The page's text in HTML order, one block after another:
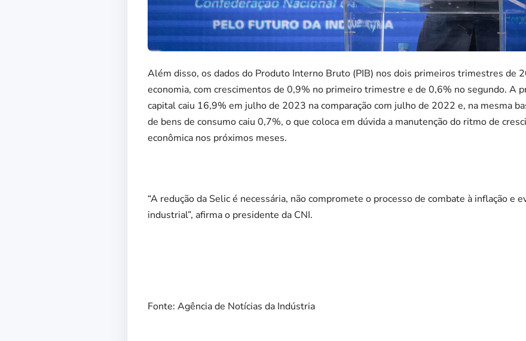
Além disso, os dados do Produto Interno Bruto (PIB) nos dois primeiros trimestres de
economia, com crescimentos de 0,9% no primeiro trimestre e de 0,6% no segundo. A
capital caiu 16,9% em julho de 2023 na comparação com julho de 2022 e, na mesma
de bens de consumo caiu 0,7%, o que coloca em dúvida a manutenção do ritmo de
econômica nos próximos meses.
“A redução da Selic é necessária, não compromete o processo de combate à inflação e
industrial”, afirma o presidente da CNI.
Fonte: Agência de Notícias da Indústria